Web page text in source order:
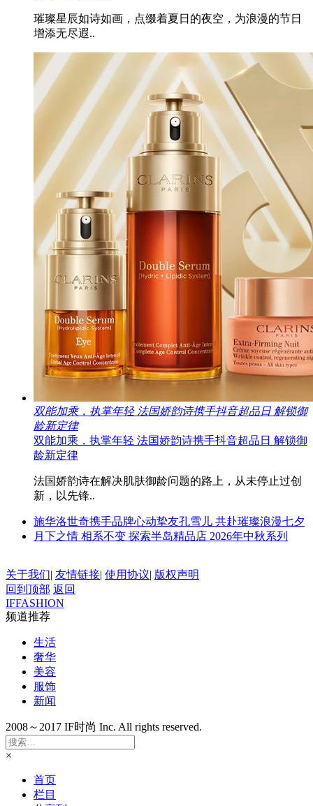
璀璨星辰如诗如画，点缀着夏日的夜空，为浪漫的节日
增添无尽遐..
双能加乘，执掌年轻 法国娇韵诗携手抖音超品日 解锁御
龄新定律
双能加乘，执掌年轻 法国娇韵诗携手抖音超品日 解锁御
龄新定律
法国娇韵诗在解决肌肤御龄问题的路上，从未停止过创
新，以先锋..
施华洛世奇携手品牌心动挚友孔雪儿 共赴璀璨浪漫七夕
月下之情 相系不变 探索半岛精品店 2026年中秋系列
关于我们| 友情链接| 使用协议| 版权声明
回到顶部 返回
IFFASHION
频道推荐
生活
奢华
美容
服饰
新闻
2008～2017 IF时尚 Inc. All rights reserved.
×
首页
栏目